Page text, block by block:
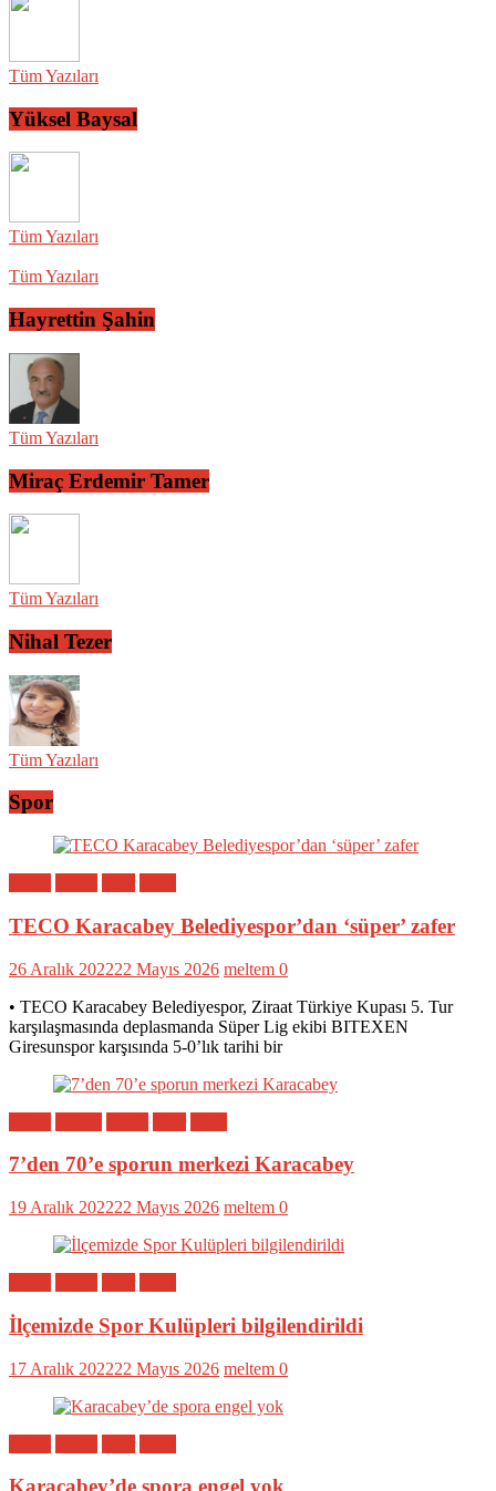
Tüm Yazıları
Yüksel Baysal
Tüm Yazıları
Tüm Yazıları
Hayrettin Şahin
Tüm Yazıları
Miraç Erdemir Tamer
Tüm Yazıları
Nihal Tezer
Tüm Yazıları
Spor
TECO Karacabey Belediyespor’dan ‘süper’ zafer
26 Aralık 202222 Mayıs 2026 meltem 0
• TECO Karacabey Belediyespor, Ziraat Türkiye Kupası 5. Tur
karşılaşmasında deplasmanda Süper Lig ekibi BITEXEN
Giresunspor karşısında 5-0’lık tarihi bir
7’den 70’e sporun merkezi Karacabey
19 Aralık 202222 Mayıs 2026 meltem 0
İlçemizde Spor Kulüpleri bilgilendirildi
17 Aralık 202222 Mayıs 2026 meltem 0
Karacabey’de spora engel yok